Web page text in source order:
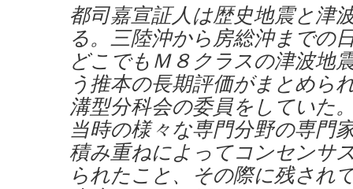
都司嘉宣証人は歴史地震と津
る。三陸沖から房総沖までの
どこでもＭ８クラスの津波地
う推本の長期評価がまとめら
溝型分科会の委員をしていた
当時の様々な専門分野の専門
積み重ねによってコンセンサ
られたこと、その際に残され